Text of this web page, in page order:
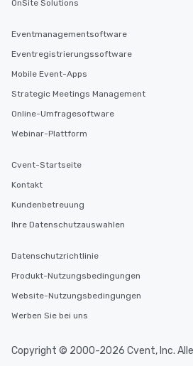
OnSite Solutions
Eventmanagementsoftware
Eventregistrierungssoftware
Mobile Event-Apps
Strategic Meetings Management
Online-Umfragesoftware
Webinar-Plattform
Cvent-Startseite
Kontakt
Kundenbetreuung
Ihre Datenschutzauswahlen
Datenschutzrichtlinie
Produkt-Nutzungsbedingungen
Website-Nutzungsbedingungen
Werben Sie bei uns
Copyright © 2000-2026 Cvent, Inc.